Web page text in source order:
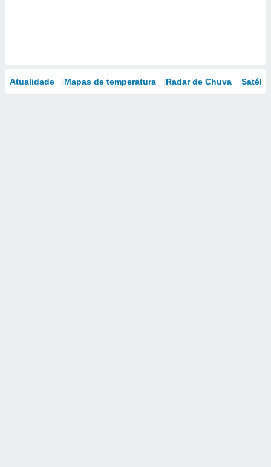
Atualidade Mapas de temperatura Radar de Chuva